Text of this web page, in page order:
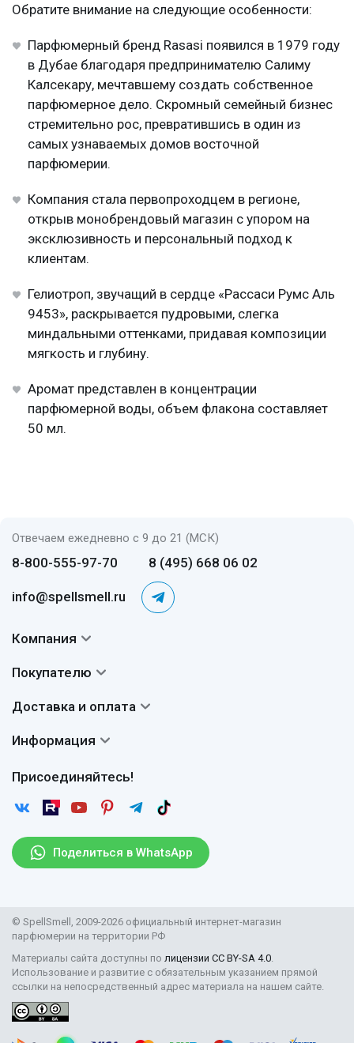
Обратите внимание на следующие особенности:
Парфюмерный бренд Rasasi появился в 1979 году
в Дубае благодаря предпринимателю Салиму
Калсекару, мечтавшему создать собственное
парфюмерное дело. Скромный семейный бизнес
стремительно рос, превратившись в один из
самых узнаваемых домов восточной
парфюмерии.
Компания стала первопроходцем в регионе,
открыв монобрендовый магазин с упором на
эксклюзивность и персональный подход к
клиентам.
Гелиотроп, звучащий в сердце «Рассаси Румс Аль
9453», раскрывается пудровыми, слегка
миндальными оттенками, придавая композиции
мягкость и глубину.
Аромат представлен в концентрации
парфюмерной воды, объем флакона составляет
50 мл.
Отвечаем ежедневно с 9 до 21 (МСК)
8-800-555-97-70 8 (495) 668 06 02
info@spellsmell.ru
Поделиться в WhatsApp
Присоединяйтесь!
Компания
Авторы
Сертификаты
Покупателю
Вопросы и ответы
Отзывы
Рассылка
Доставка и оплата
Доставка
Возврат
Информация
Пользовательское соглашение
Защита персональных данных
Правила продажи товаров (Постановление Правительства
Поставщикам
© SpellSmell, 2009-2026 официальный интернет-магазин
парфюмерии на территории РФ
Материалы сайта доступны по лицензии CC BY-SA 4.0.
Использование и развитие с обязательным указанием прямой
ссылки на непосредственный адрес материала на нашем сайте.